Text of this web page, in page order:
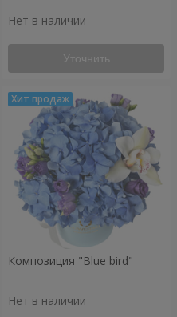
Нет в наличии
Уточнить
Композиция "Blue bird"
Нет в наличии